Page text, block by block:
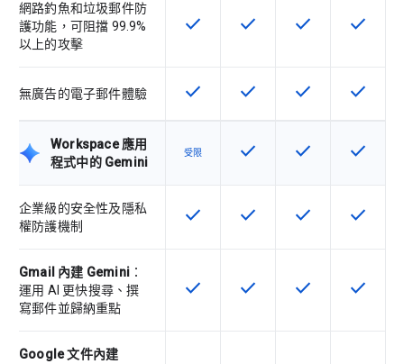
網路釣魚和垃圾郵件防
護功能，可阻擋 99.9%
以上的攻擊
這項功能適用於該 SKU
check 這項功能適用於該 SKU
check 這項功能適用於
check 這項功
check
無廣告的電子郵件體驗 這項功能適用於該 SKU
check 這項功能適用於該 SKU
check 這項功能適用於
check 這項功
check
Workspace 應用
程式中的 Gemini
受限 這項功能適用於該 SKU
check 這項功能適用於
check 這項功
check
企業級的安全性及隱私
權防護機制
這項功能適用於該 SKU
check 這項功能適用於該 SKU
check 這項功能適用於
check 這項功
check
Gmail 內建 Gemini ：
運用 AI 更快搜尋、撰
寫郵件並歸納重點
這項功能適用於該 SKU
check 這項功能適用於該 SKU
check 這項功能適用於
check 這項功
check
Google 文件內建